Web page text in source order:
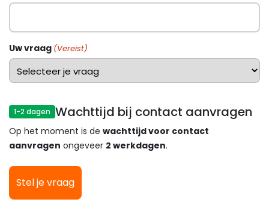
Uw vraag (Vereist)
1-2 dagen Wachttijd bij contact aanvragen
Op het moment is de wachttijd voor contact
aanvragen ongeveer 2 werkdagen.